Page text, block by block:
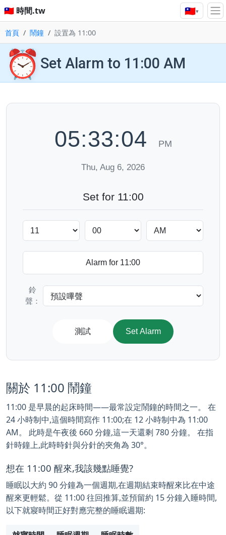
🇹🇼 時間.tw 🇹🇼▾
首頁 鬧鐘 設置為 11:00
⏰ Set Alarm to 11:00 AM
05:33:05 PM
Thu, Aug 6, 2026
Set for 11:00
鈴
聲：
測試 Set Alarm
關於 11:00 鬧鐘
11:00 是早晨的起床時間——最常設定鬧鐘的時間之一。 在
24 小時制中,這個時間寫作 11:00;在 12 小時制中為 11:00
AM。 此時是午夜後 660 分鐘,這一天還剩 780 分鐘。 在指
針時鐘上,此時時針與分針的夾角為 30°。
想在 11:00 醒來,我該幾點睡覺?
睡眠以大約 90 分鐘為一個週期,在週期結束時醒來比在中途
醒來更輕鬆。從 11:00 往回推算,並預留約 15 分鐘入睡時間,
以下就寢時間正好對應完整的睡眠週期: